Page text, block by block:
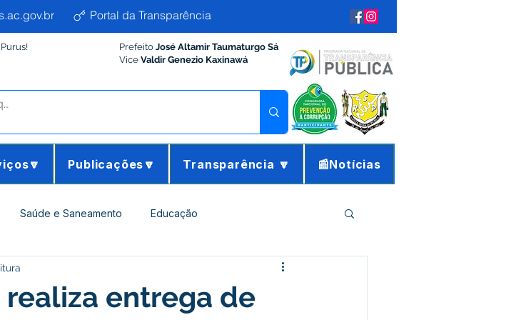
Portal da Transparência
Prefeito José Altamir Taumaturgo Sá
Vice Valdir Genezio Kaxinawá
Publicações🔽 Transparência 🔽 📰Notícias
Saúde e Saneamento Educação
Desporto Cultura e Lazer Administração e Finanças
realiza entrega de